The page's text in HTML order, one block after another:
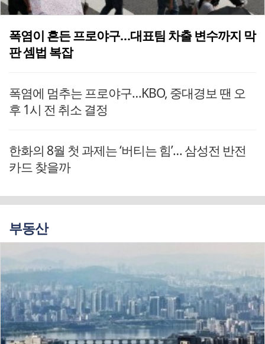
폭염이 흔든 프로야구…대표팀 차출 변수까지 막
판 셈법 복잡
폭염에 멈추는 프로야구…KBO, 중대경보 땐 오
후 1시 전 취소 결정
한화의 8월 첫 과제는 ‘버티는 힘’… 삼성전 반전
카드 찾을까
부동산